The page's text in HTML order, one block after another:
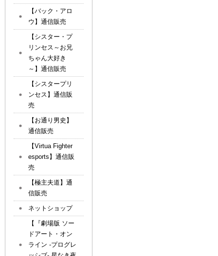
【バック・アロ
ウ】通信販売
【シスター・プ
リンセス～お兄
ちゃん大好き
～】通信販売
【シスタープリ
ンセス】通信販
売
【お通り男史】
通信販売
【Virtua Fighter
esports】通信販
売
【極主夫道】通
信販売
ネットショップ
【『劇場版 ソー
ドアート・オン
ライン -プログレ